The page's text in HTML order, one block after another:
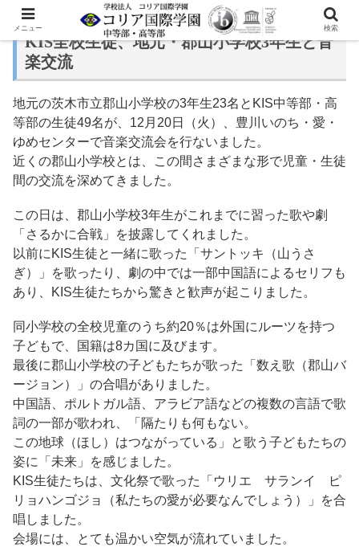
KIS全校生徒、地元・郡山小学校3年生と音
楽交流
地元の茨木市立郡山小学校の3年生23名とKIS中等部・高
等部の生徒49名が、12月20日（火）、豊川いのち・愛・
ゆめセンターで音楽交流会を行ないました。
近くの郡山小学校とは、この間さまざまな形で児童・生徒
間の交流を深めてきました。
この日は、郡山小学校3年生がこれまでに習った歌や劇
「さるかに合戦」を披露してくれました。
以前にKIS生徒と一緒に歌った「サントッキ（山うさ
ぎ）」を歌ったり、劇の中では一部中国語によるセリフも
あり、KIS生徒たちから驚きと歓声が起こりました。
同小学校の全校児童のうち約20％は外国にルーツを持つ
子どもで、国籍は8カ国に及びます。
最後に郡山小学校の子どもたちが歌った「数え歌（郡山バ
ージョン）」の合唱がありました。
中国語、ポルトガル語、アラビア語などの複数の言語で歌
詞の一部が歌われ、「隔たりも何もない。
この地球（ほし）はつながっている」と歌う子どもたちの
姿に「未来」を感じました。
KIS生徒たちは、文化祭で歌った「ウリエ サランイ ピ
リョハンゴジョ（私たちの愛が必要なんでしょう）」を合
唱しました。
会場には、とても温かい空気が流れていました。
メニュー 検索